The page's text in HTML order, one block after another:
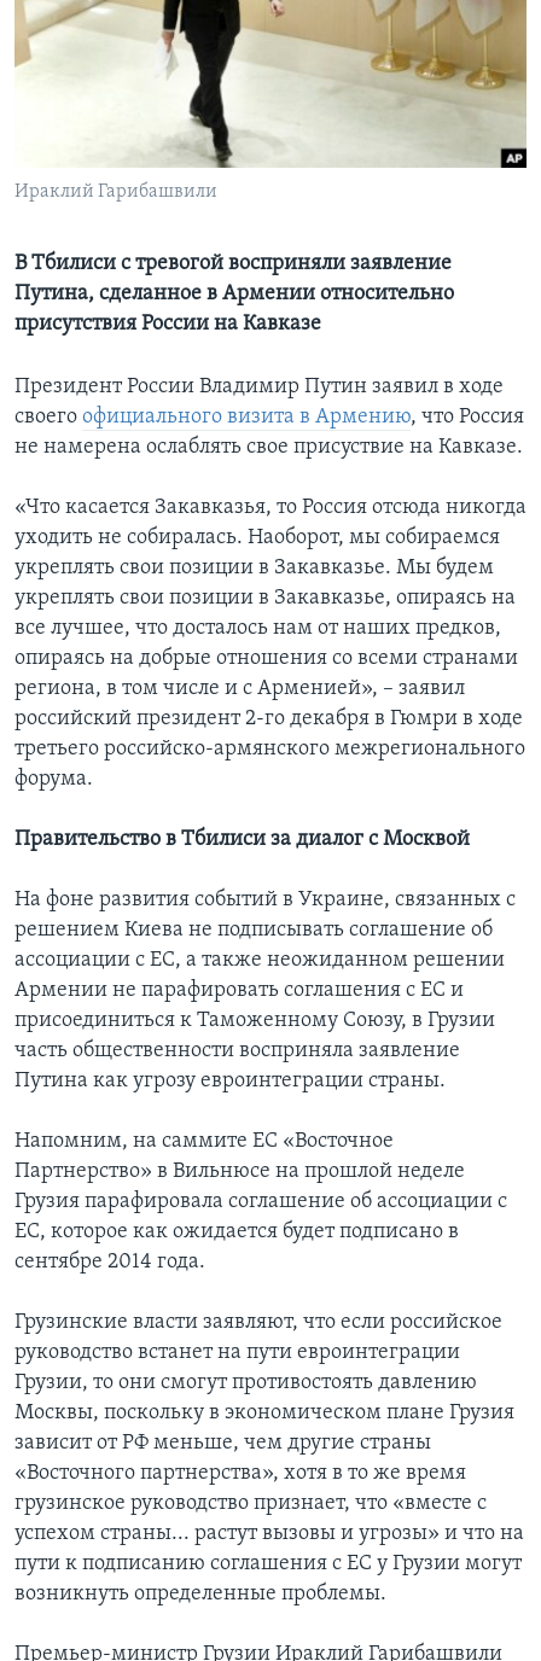
Learning English
Ираклий Гарибашвили
В Тбилиси с тревогой восприняли заявление
Путина, сделанное в Армении относительно
присутствия России на Кавказе
Президент России Владимир Путин заявил в ходе
своего официального визита в Армению, что Россия
не намерена ослаблять свое присуствие на Кавказе.
«Что касается Закавказья, то Россия отсюда никогда
уходить не собиралась. Наоборот, мы собираемся
укреплять свои позиции в Закавказье. Мы будем
укреплять свои позиции в Закавказье, опираясь на
все лучшее, что досталось нам от наших предков,
опираясь на добрые отношения со всеми странами
региона, в том числе и с Арменией», – заявил
российский президент 2-го декабря в Гюмри в ходе
третьего российско-армянского межрегионального
форума.
Правительство в Тбилиси за диалог с Москвой
На фоне развития событий в Украине, связанных с
решением Киева не подписывать соглашение об
ассоциации с ЕС, а также неожиданном решении
Армении не парафировать соглашения с ЕС и
присоединиться к Таможенному Союзу, в Грузии
часть общественности восприняла заявление
Путина как угрозу евроинтеграции страны.
Напомним, на саммите ЕС «Восточное
Партнерство» в Вильнюсе на прошлой неделе
Грузия парафировала соглашение об ассоциации с
ЕС, которое как ожидается будет подписано в
сентябре 2014 года.
Грузинские власти заявляют, что если российское
руководство встанет на пути евроинтеграции
Грузии, то они смогут противостоять давлению
Москвы, поскольку в экономическом плане Грузия
зависит от РФ меньше, чем другие страны
«Восточного партнерства», хотя в то же время
грузинское руководство признает, что «вместе с
успехом страны... растут вызовы и угрозы» и что на
пути к подписанию соглашения с ЕС у Грузии могут
возникнуть определенные проблемы.
Премьер-министр Грузии Ираклий Гарибашвили